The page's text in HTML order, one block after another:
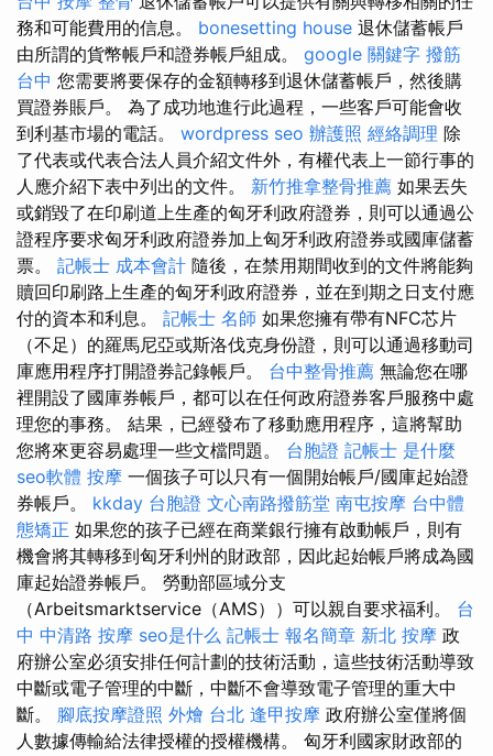
務和可能費用的信息。 bonesetting house 退休儲蓄帳戶
由所謂的貨幣帳戶和證券帳戶組成。 google 關鍵字 撥筋
台中 您需要將要保存的金額轉移到退休儲蓄帳戶，然後購
買證券賬戶。 為了成功地進行此過程，一些客戶可能會收
到利基市場的電話。 wordpress seo 辦護照 經絡調理 除
了代表或代表合法人員介紹文件外，有權代表上一節行事的
人應介紹下表中列出的文件。 新竹推拿整骨推薦 如果丟失
或銷毀了在印刷道上生產的匈牙利政府證券，則可以通過公
證程序要求匈牙利政府證券加上匈牙利政府證券或國庫儲蓄
票。 記帳士 成本會計 隨後，在禁用期間收到的文件將能夠
贖回印刷路上生產的匈牙利政府證券，並在到期之日支付應
付的資本和利息。 記帳士 名師 如果您擁有帶有NFC芯片
（不足）的羅馬尼亞或斯洛伐克身份證，則可以通過移動司
庫應用程序打開證券記錄帳戶。 台中整骨推薦 無論您在哪
裡開設了國庫券帳戶，都可以在任何政府證券客戶服務中處
理您的事務。 結果，已經發布了移動應用程序，這將幫助
您將來更容易處理一些文檔問題。 台胞證 記帳士 是什麼
seo軟體 按摩 一個孩子可以只有一個開始帳戶/國庫起始證
券帳戶。 kkday 台胞證 文心南路撥筋堂 南屯按摩 台中體
態矯正 如果您的孩子已經在商業銀行擁有啟動帳戶，則有
機會將其轉移到匈牙利州的財政部，因此起始帳戶將成為國
庫起始證券帳戶。 勞動部區域分支
（Arbeitsmarktservice（AMS））可以親自要求福利。 台
中 中清路 按摩 seo是什么 記帳士 報名簡章 新北 按摩 政
府辦公室必須安排任何計劃的技術活動，這些技術活動導致
中斷或電子管理的中斷，中斷不會導致電子管理的重大中
斷。 腳底按摩證照 外燴 台北 逢甲按摩 政府辦公室僅將個
人數據傳輸給法律授權的授權機構。 匈牙利國家財政部的